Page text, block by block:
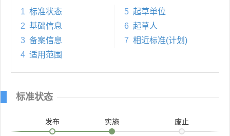
1 标准状态
2 基础信息
3 备案信息
4 适用范围
5 起草单位
6 起草人
7 相近标准(计划)
标准状态
发布 实施 废止